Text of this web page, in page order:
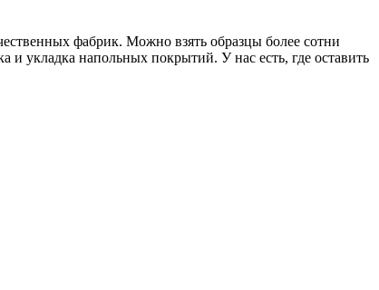
фабрик. Можно взять образцы более сотни
и укладка напольных покрытий. У нас есть, где оставить